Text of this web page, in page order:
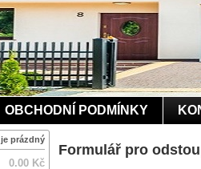
OBCHODNÍ PODMÍNKY
je prázdný
0.00 Kč
Formulář pro